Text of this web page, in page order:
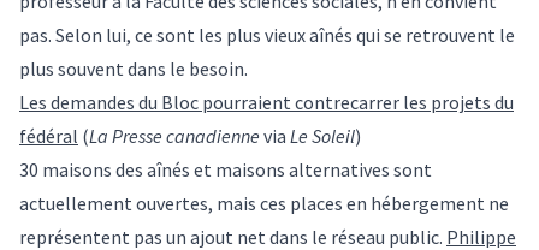
pas. Selon lui, ce sont les plus vieux aînés qui se retrouvent le
plus souvent dans le besoin.
Les demandes du Bloc pourraient contrecarrer les projets du
fédéral (La Presse canadienne via Le Soleil)
30 maisons des aînés et maisons alternatives sont
actuellement ouvertes, mais ces places en hébergement ne
représentent pas un ajout net dans le réseau public. Philippe